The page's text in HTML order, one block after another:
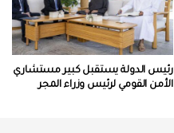
رئيس الدولة يستقبل كبير مستشاري
الأمن القومي لرئيس وزراء المجر